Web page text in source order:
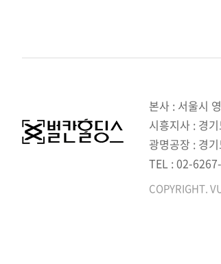
본사 : 서울시
시흥지사 : 경
광명공장 : 경
TEL : 02-
COPYRIGHT.